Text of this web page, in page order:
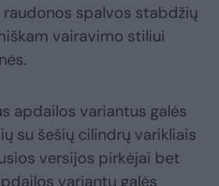
spalvos stabdžių
vairavimo stiliui
apdailos variantus galės
su šešių cilindrų varikliais
versijos pirkėjai bet
variantų galės